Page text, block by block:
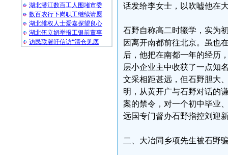
湖北潜江数百工人围堵市委
数百农行下岗职工继续请愿
湖北维权人士爱嘉探望良心
湖北伍立娟举报工银前董事
访民联署吁信访“清仓见底
话发给李女士，以吹嘘他在
石野自称高二时辍学，实为
因离开南都前往北京。虽也
后，他把在南都一年的经历
层小企业主中收获了一点知
文采相距甚远，但石野胆大
明，从黄开广与石野对话的
案的禁令，对一个初中毕业
远国专门督办石野指控刘迎
二、大冶同乡项先生被石野